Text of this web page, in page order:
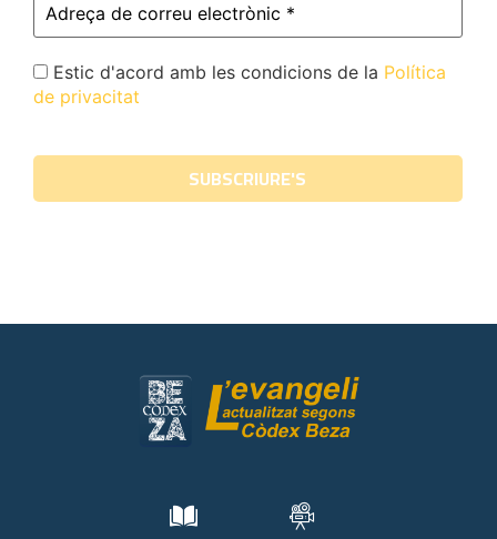
Estic d'acord amb les condicions de la Política
de privacitat